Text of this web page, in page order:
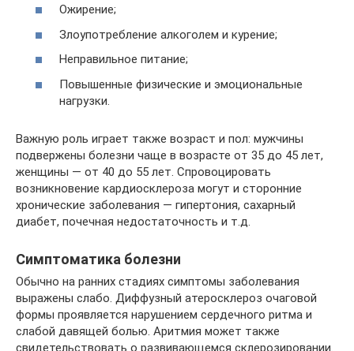
Ожирение;
Злоупотребление алкоголем и курение;
Неправильное питание;
Повышенные физические и эмоциональные
нагрузки.
Важную роль играет также возраст и пол: мужчины
подвержены болезни чаще в возрасте от 35 до 45 лет,
женщины — от 40 до 55 лет. Спровоцировать
возникновение кардиосклероза могут и сторонние
хронические заболевания — гипертония, сахарный
диабет, почечная недостаточность и т.д.
Симптоматика болезни
Обычно на ранних стадиях симптомы заболевания
выражены слабо. Диффузный атеросклероз очаговой
формы проявляется нарушением сердечного ритма и
слабой давящей болью. Аритмия может также
свидетельствовать о развивающемся склерозировании.